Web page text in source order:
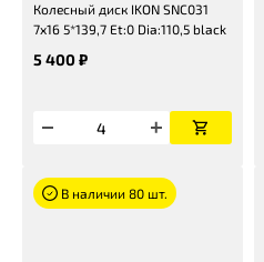
Колесный диск IKON SNC031
7x16 5*139,7 Et:0 Dia:110,5 black
5 400 ₽
В наличии 80 шт.